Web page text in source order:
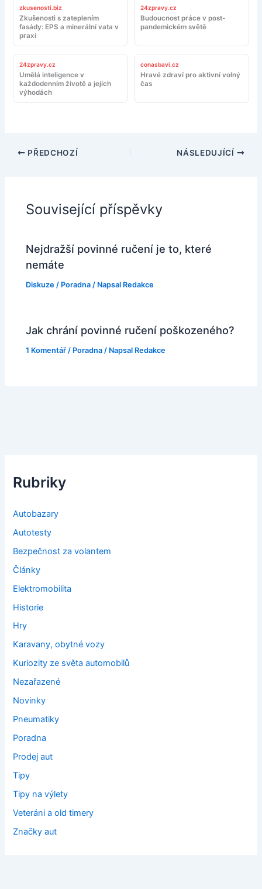
zkusenosti.biz
Zkušenosti s zateplením
fasády: EPS a minerální vata v
praxi
24zpravy.cz
Budoucnost práce v post-
pandemickém světě
24zpravy.cz
Umělá inteligence v
každodenním životě a jejích
výhodách
conasbavi.cz
Hravé zdraví pro aktivní volný
čas
PŘEDCHOZÍ NÁSLEDUJÍCÍ
Související příspěvky
Nejdražší povinné ručení je to, které
nemáte
Diskuze / Poradna / Napsal Redakce
Jak chrání povinné ručení poškozeného?
1 Komentář / Poradna / Napsal Redakce
Rubriky
Autobazary
Autotesty
Bezpečnost za volantem
Články
Elektromobilita
Historie
Hry
Karavany, obytné vozy
Kuriozity ze světa automobilů
Nezařazené
Novinky
Pneumatiky
Poradna
Prodej aut
Tipy
Tipy na výlety
Veteráni a old timery
Značky aut